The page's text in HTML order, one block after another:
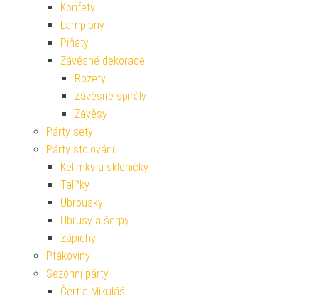
Konfety
Lampiony
Piňaty
Závěsné dekorace
Rozety
Závěsné spirály
Závěsy
Párty sety
Párty stolování
Kelímky a skleničky
Talířky
Ubrousky
Ubrusy a šerpy
Zápichy
Ptákoviny
Sezónní párty
Čert a Mikuláš